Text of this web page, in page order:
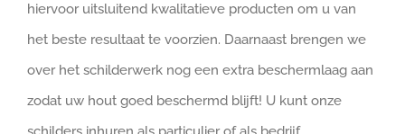
hiervoor uitsluitend kwalitatieve producten om u van
het beste resultaat te voorzien. Daarnaast brengen we
over het schilderwerk nog een extra beschermlaag aan
zodat uw hout goed beschermd blijft! U kunt onze